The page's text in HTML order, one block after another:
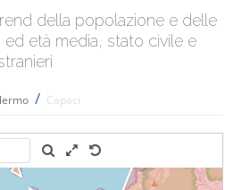
della popolazione e delle
ed età media, stato civile e
/ Capaci